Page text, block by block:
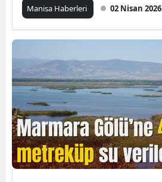
Manisa Haberleri 02 Nisan 2026